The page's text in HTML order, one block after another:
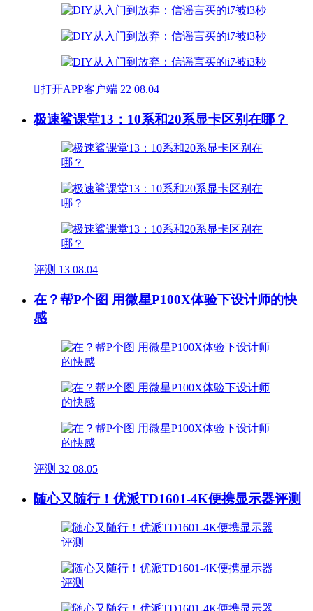
打开APP客户端 22 08.04
极速鲨课堂13：10系和20系显卡区别在哪？
评测 13 08.04
在？帮P个图 用微星P100X体验下设计师的快
感
评测 32 08.05
随心又随行！优派TD1601-4K便携显示器评测